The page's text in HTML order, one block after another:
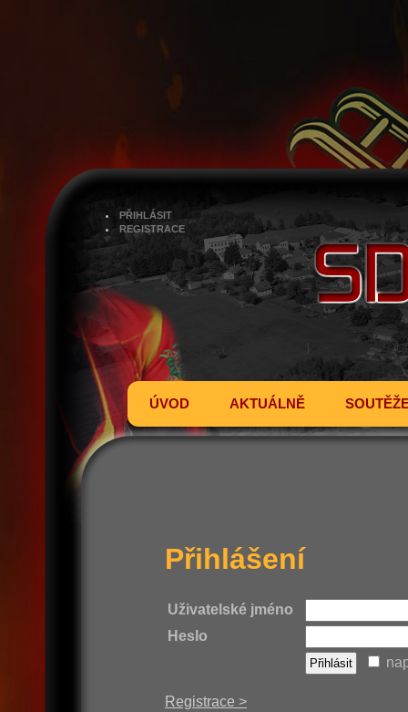
PŘIHLÁSIT
REGISTRACE
ÚVOD AKTUÁLNĚ
Přihlášení
Uživatelské jméno
Heslo
Registrace >